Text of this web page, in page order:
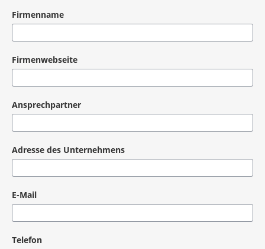
Firmenname
Firmenwebseite
Ansprechpartner
Adresse des Unternehmens
E-Mail
Telefon